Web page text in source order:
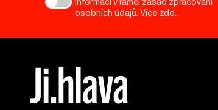
osobních údajů. Více zde